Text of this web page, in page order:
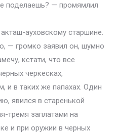
поделаешь? — промямлил
ауховскому старшине.
— громко заявил он, шумно
кстати, что все
черкесках,
и в таких же папахах. Один
явился в старенькой
тремя заплатами на
и при оружии в черных